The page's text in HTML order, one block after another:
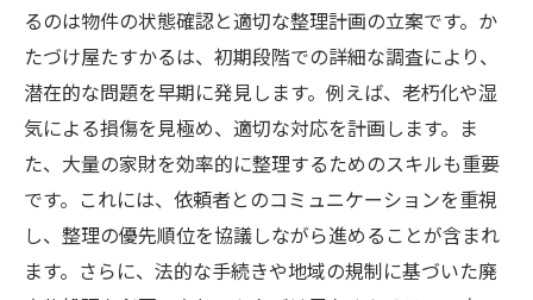
るのは物件の状態確認と適切な整理計画の立案です。か
たづけ屋たすかるは、初期段階での詳細な調査により、
潜在的な問題を早期に発見します。例えば、老朽化や湿
気による損傷を見極め、適切な対応を計画します。ま
た、大量の家財を効率的に整理するためのスキルも重要
です。これには、依頼者とのコミュニケーションを重視
し、整理の優先順位を協議しながら進めることが含まれ
ます。さらに、法的な手続きや地域の規制に基づいた廃